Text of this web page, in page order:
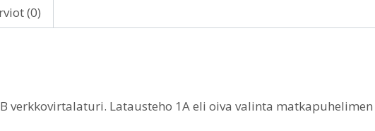
(0)
verkkovirtalaturi. Latausteho 1A eli oiva valinta matkapuhelimen